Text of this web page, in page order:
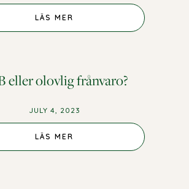
LÄS MER
eller olovlig frånvaro?
JULY 4, 2023
LÄS MER